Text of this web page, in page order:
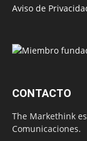
Aviso de
CONTACTO
The Markethink
Comunicaciones.